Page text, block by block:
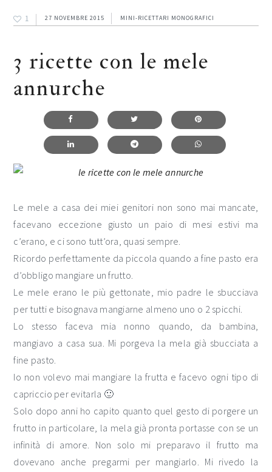
1 27 NOVEMBRE 2015 MINI-RICETTARI MONOGRAFICI
3 ricette con le mele
annurche
Le mele a casa dei miei genitori non sono mai mancate,
facevano eccezione giusto un paio di mesi estivi ma
c’erano, e ci sono tutt’ora, quasi sempre.
Ricordo perfettamente da piccola quando a fine pasto era
d’obbligo mangiare un frutto.
Le mele erano le più gettonate, mio padre le sbucciava
per tutti e bisognava mangiarne almeno uno o 2 spicchi.
Lo stesso faceva mia nonno quando, da bambina,
mangiavo a casa sua. Mi porgeva la mela già sbucciata a
fine pasto.
Io non volevo mai mangiare la frutta e facevo ogni tipo di
capriccio per evitarla 🙂
Solo dopo anni ho capito quanto quel gesto di porgere un
frutto in particolare, la mela già pronta portasse con se un
infinità di amore. Non solo mi preparavo il frutto ma
dovevano anche pregarmi per mangiarlo. Mi rivedo la